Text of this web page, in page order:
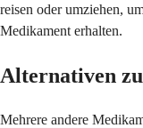
reisen oder umziehen,
Medikament erhalten.
Alternativen
Mehrere andere